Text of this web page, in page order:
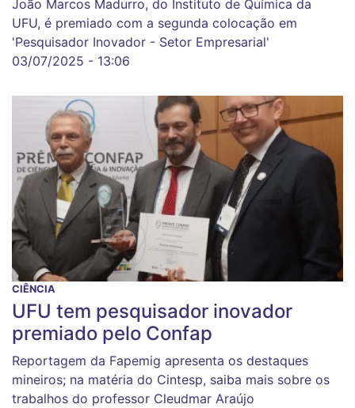
João Marcos Madurro, do Instituto de Química da
UFU, é premiado com a segunda colocação em
'Pesquisador Inovador - Setor Empresarial'
03/07/2025 - 13:06
CIÊNCIA
UFU tem pesquisador inovador
premiado pelo Confap
Reportagem da Fapemig apresenta os destaques
mineiros; na matéria do Cintesp, saiba mais sobre os
trabalhos do professor Cleudmar Araújo